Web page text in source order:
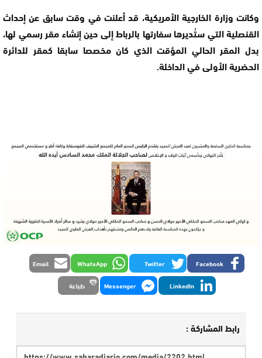
وكانت وزارة الخارجية الأمريكية، قد أعلنت في وقت سابق عن إحداث
القنصلية التي ستُديرها سفارتها بالرباط إلى حين إنشاء مقر رسمي لها،
بدل المقر الحالي المؤقت الذي كان مخصصا سابقا كمقر للدائرة
الحضرية الأولى في الداخلة.
Facebook
Twitter
WhatsApp
Email
LinkedIn
Messenger طباعة
رابط المشاركة :